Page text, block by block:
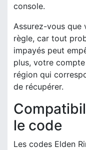
console.
Assurez-vous
règle, car tout
impayés peut
plus, votre
région qui
de récupérer.
le code
Les codes Elden